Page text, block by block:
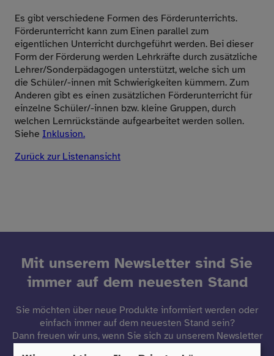
Es gibt verschiedene Formen des Förderunterrichts.
Förderunterricht kann zum Einen parallel zum
eigentlichen Unterricht durchgeführt werden. Bei dieser
Form der Förderung werden Lehrkräfte durch zusätzliche
Lehrer/Sonderpädagogen unterstützt, welche sich um
die Schüler/-innen mit Schwierigkeiten kümmern. Zum
Anderen gibt es einen zusätzlichen Förderunterricht für
einzelne Schüler/-innen bzw. kleine Gruppen, durch
welchen Lernrückstände aufgearbeitet werden sollen.
Siehe Inklusion.
Zurück zur Listenansicht
Mit unserem Newsletter sind Sie
immer auf dem neuesten Stand
Sie möchten über neue Produkte informiert werden oder
einfach immer auf dem neuesten Stand sein?
Dann freuen wir uns, wenn Sie sich zu unserem Newsletter